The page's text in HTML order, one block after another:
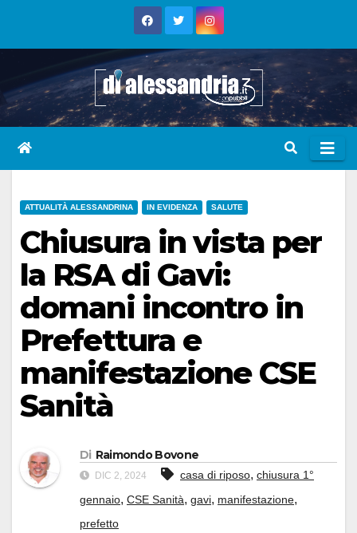
ATTUALITÀ ALESSANDRINA IN EVIDENZA SALUTE
Chiusura in vista per
la RSA di Gavi:
domani incontro in
Prefettura e
manifestazione CSE
Sanità
Di Raimondo Bovone
DIC 2, 2024 casa di riposo, chiusura 1°
gennaio, CSE Sanità, gavi, manifestazione,
prefetto